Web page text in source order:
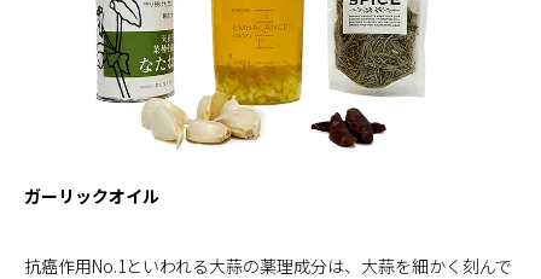
ガーリックオイル
抗癌作用No.1といわれる大蒜の薬理成分は、大蒜を細かく刻んで